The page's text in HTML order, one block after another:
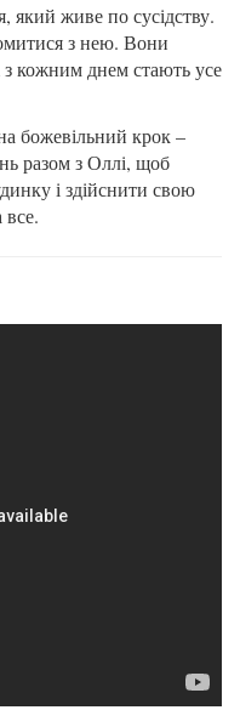
який живе по сусідству.
з нею. Вони
з кожним днем стають усе
божевільний крок –
разом з Оллі, щоб
і здійснити свою